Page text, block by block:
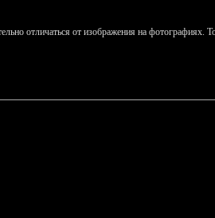
отличаться от изображения на